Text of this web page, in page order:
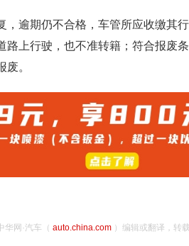
，逾期仍不合格，车管所应收缴其
路上行驶，也不准转籍；符合报废
。
华网·汽车（ auto.china.com）编辑或翻译，转